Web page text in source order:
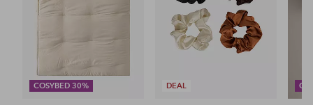
COSYBED 30% DEAL